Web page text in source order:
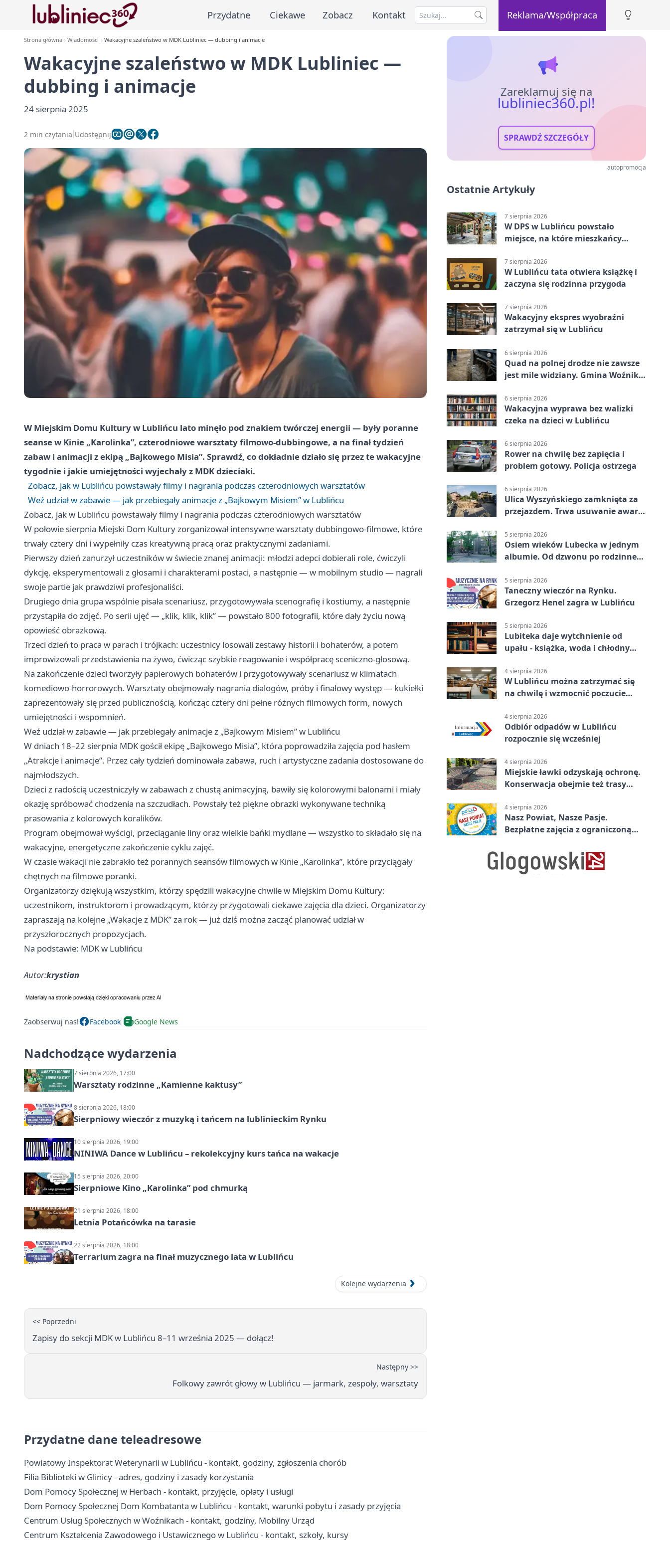
Przydatne Ciekawe Zobacz Kontakt Reklama/Współpraca
Strona główna Wiadomości Wakacyjne szaleństwo w MDK Lubliniec — dubbing i animacje
Wakacyjne szaleństwo w MDK Lubliniec —
dubbing i animacje
24 sierpnia 2025
2 min czytania Udostępnij
W Miejskim Domu Kultury w Lublińcu lato minęło pod znakiem twórczej energii — były poranne
seanse w Kinie „Karolinka”, czterodniowe warsztaty filmowo‑dubbingowe, a na finał tydzień
zabaw i animacji z ekipą „Bajkowego Misia”. Sprawdź, co dokładnie działo się przez te wakacyjne
tygodnie i jakie umiejętności wyjechały z MDK dzieciaki.
Zobacz, jak w Lublińcu powstawały filmy i nagrania podczas czterodniowych warsztatów
Weź udział w zabawie — jak przebiegały animacje z „Bajkowym Misiem” w Lublińcu
Zobacz, jak w Lublińcu powstawały filmy i nagrania podczas czterodniowych warsztatów
W połowie sierpnia Miejski Dom Kultury zorganizował intensywne warsztaty dubbingowo‑filmowe, które
trwały cztery dni i wypełniły czas kreatywną pracą oraz praktycznymi zadaniami.
Pierwszy dzień zanurzył uczestników w świecie znanej animacji: młodzi adepci dobierali role, ćwiczyli
dykcję, eksperymentowali z głosami i charakterami postaci, a następnie — w mobilnym studio — nagrali
swoje partie jak prawdziwi profesjonaliści.
Drugiego dnia grupa wspólnie pisała scenariusz, przygotowywała scenografię i kostiumy, a następnie
przystąpiła do zdjęć. Po serii ujęć — „klik, klik, klik” — powstało 800 fotografii, które dały życiu nową
opowieść obrazkową.
Trzeci dzień to praca w parach i trójkach: uczestnicy losowali zestawy historii i bohaterów, a potem
improwizowali przedstawienia na żywo, ćwicząc szybkie reagowanie i współpracę sceniczno‑głosową.
Na zakończenie dzieci tworzyły papierowych bohaterów i przygotowywały scenariusz w klimatach
komediowo‑horrorowych. Warsztaty obejmowały nagrania dialogów, próby i finałowy występ — kukiełki
zaprezentowały się przed publicznością, kończąc cztery dni pełne różnych filmowych form, nowych
umiejętności i wspomnień.
Weź udział w zabawie — jak przebiegały animacje z „Bajkowym Misiem” w Lublińcu
W dniach 18–22 sierpnia MDK gościł ekipę „Bajkowego Misia”, która poprowadziła zajęcia pod hasłem
„Atrakcje i animacje”. Przez cały tydzień dominowała zabawa, ruch i artystyczne zadania dostosowane do
najmłodszych.
Dzieci z radością uczestniczyły w zabawach z chustą animacyjną, bawiły się kolorowymi balonami i miały
okazję spróbować chodzenia na szczudłach. Powstały też piękne obrazki wykonywane techniką
prasowania z kolorowych koralików.
Program obejmował wyścigi, przeciąganie liny oraz wielkie bańki mydlane — wszystko to składało się na
wakacyjne, energetyczne zakończenie cyklu zajęć.
W czasie wakacji nie zabrakło też porannych seansów filmowych w Kinie „Karolinka”, które przyciągały
chętnych na filmowe poranki.
Organizatorzy dziękują wszystkim, którzy spędzili wakacyjne chwile w Miejskim Domu Kultury:
uczestnikom, instruktorom i prowadzącym, którzy przygotowali ciekawe zajęcia dla dzieci. Organizatorzy
zapraszają na kolejne „Wakacje z MDK” za rok — już dziś można zacząć planować udział w
przyszłorocznych propozycjach.
Na podstawie: MDK w Lublińcu
Autor:krystian
Zaobserwuj nas! Facebook Google News
Nadchodzące wydarzenia
7 sierpnia 2026, 17:00
Warsztaty rodzinne „Kamienne kaktusy”
8 sierpnia 2026, 18:00
Sierpniowy wieczór z muzyką i tańcem na lublinieckim Rynku
10 sierpnia 2026, 19:00
NINIWA Dance w Lublińcu – rekolekcyjny kurs tańca na wakacje
15 sierpnia 2026, 20:00
Sierpniowe Kino „Karolinka” pod chmurką
21 sierpnia 2026, 18:00
Letnia Potańcówka na tarasie
22 sierpnia 2026, 18:00
Terrarium zagra na finał muzycznego lata w Lublińcu
Kolejne wydarzenia
<< Poprzedni
Zapisy do sekcji MDK w Lublińcu 8–11 września 2025 — dołącz!
Następny >>
Folkowy zawrót głowy w Lublińcu — jarmark, zespoły, warsztaty
Przydatne dane teleadresowe
Powiatowy Inspektorat Weterynarii w Lublińcu - kontakt, godziny, zgłoszenia chorób
Filia Biblioteki w Glinicy - adres, godziny i zasady korzystania
Dom Pomocy Społecznej w Herbach - kontakt, przyjęcie, opłaty i usługi
Dom Pomocy Społecznej Dom Kombatanta w Lublińcu - kontakt, warunki pobytu i zasady przyjęcia
Centrum Usług Społecznych w Woźnikach - kontakt, godziny, Mobilny Urząd
Centrum Kształcenia Zawodowego i Ustawicznego w Lublińcu - kontakt, szkoły, kursy
Zareklamuj się na
lubliniec360.pl!
SPRAWDŹ SZCZEGÓŁY
autopromocja
Ostatnie Artykuły
7 sierpnia 2026
W DPS w Lublińcu powstało
miejsce, na które mieszkańcy
7 sierpnia 2026
W Lublińcu tata otwiera książkę i
zaczyna się rodzinna przygoda
7 sierpnia 2026
Wakacyjny ekspres wyobraźni
zatrzymał się w Lublińcu
6 sierpnia 2026
Quad na polnej drodze nie zawsze
jest mile widziany. Gmina Woźniki
6 sierpnia 2026
Wakacyjna wyprawa bez walizki
czeka na dzieci w Lublińcu
6 sierpnia 2026
Rower na chwilę bez zapięcia i
problem gotowy. Policja ostrzega
6 sierpnia 2026
Ulica Wyszyńskiego zamknięta za
przejazdem. Trwa usuwanie awarii
5 sierpnia 2026
Osiem wieków Lubecka w jednym
albumie. Od dzwonu po rodzinne
5 sierpnia 2026
Taneczny wieczór na Rynku.
Grzegorz Henel zagra w Lublińcu
5 sierpnia 2026
Lubiteka daje wytchnienie od
upału - książka, woda i chłodny
4 sierpnia 2026
W Lublińcu można zatrzymać się
na chwilę i wzmocnić poczucie
4 sierpnia 2026
Odbiór odpadów w Lublińcu
rozpocznie się wcześniej
4 sierpnia 2026
Miejskie ławki odzyskają ochronę.
Konserwacja obejmie też trasy
4 sierpnia 2026
Nasz Powiat, Nasze Pasje.
Bezpłatne zajęcia z ograniczoną